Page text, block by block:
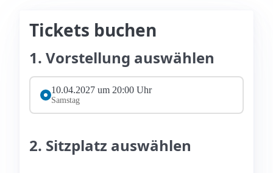
Tickets buchen
1. Vorstellung auswählen
10.04.2027 um 20:00 Uhr
Samstag
2. Sitzplatz auswählen